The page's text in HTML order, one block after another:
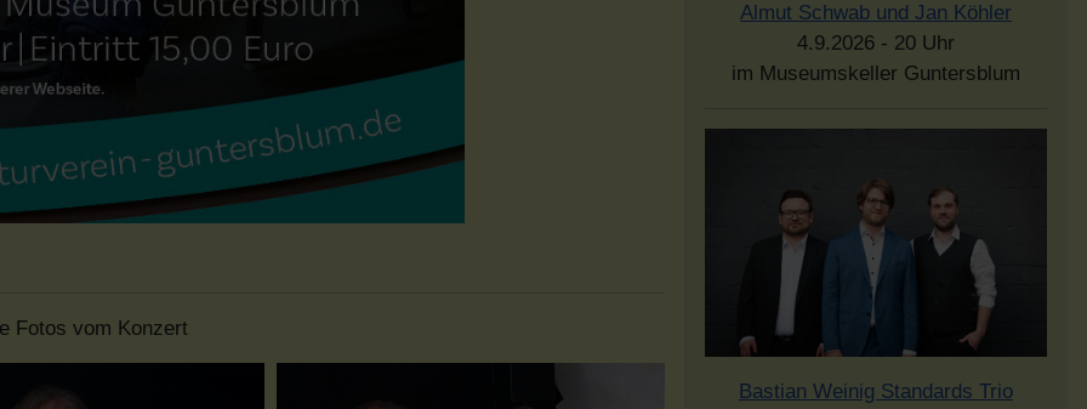
Fotos vom Konzert
Almut Schwab und Jan Köhler
4.9.2026 - 20 Uhr
im Museumskeller Guntersblum
Bastian Weinig Standards Trio